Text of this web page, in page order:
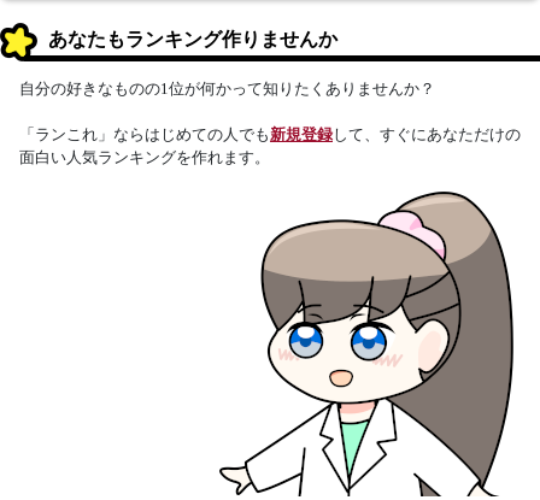
あなたもランキング作りませんか
自分の好きなものの1位が何かって知りたくありませんか？
「ランこれ」ならはじめての人でも新規登録して、すぐにあなただけの
面白い人気ランキングを作れます。